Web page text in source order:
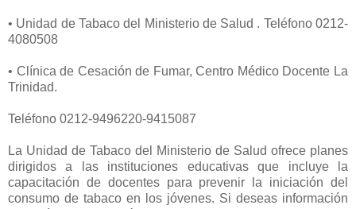
• Unidad de Tabaco del Ministerio de Salud . Teléfono 0212-
4080508
• Clínica de Cesación de Fumar, Centro Médico Docente La
Trinidad.
Teléfono 0212-9496220-9415087
La Unidad de Tabaco del Ministerio de Salud ofrece planes
dirigidos a las instituciones educativas que incluye la
capacitación de docentes para prevenir la iniciación del
consumo de tabaco en los jóvenes. Si deseas información